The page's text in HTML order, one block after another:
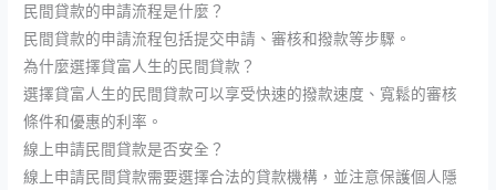
民間貸款的申請流程是什麼？
民間貸款的申請流程包括提交申請、審核和撥款等步驟。
為什麼選擇貸富人生的民間貸款？
選擇貸富人生的民間貸款可以享受快速的撥款速度、寬鬆的審核
條件和優惠的利率。
線上申請民間貸款是否安全？
線上申請民間貸款需要選擇合法的貸款機構，並注意保護個人隱